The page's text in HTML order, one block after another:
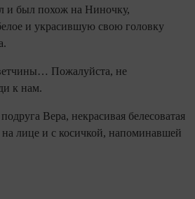
и был похож на Ниночку,
и укра­сившую свою головку
Пожалуйста, не
к нам.
Вера, некрасивая белесоватая
лице и с косич­кой, напоминавшей